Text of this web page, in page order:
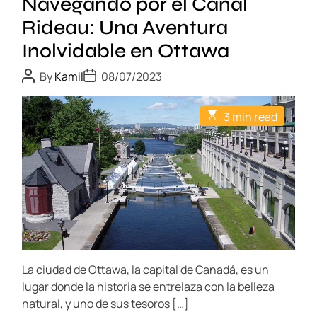
:
A
t
i
v
d
a
d
e
s
I
n
v
d
f
r
u
t
a
M
á
x
i
m
o
p
o
r
Rideau: Una Aventura
Inolvidable en Ottawa
P
o
s
t
A
u
t
h
r
ByKamilP
o
s
t
D
a
t
e
08/07/2023
E
s
t
i
m
a
t
e
d
r
e
a
d
i
m
e
3 min read
La ciudad de Ottawa, la capital de Canadá, es un
lugar donde la historia se entrelaza con la belleza
natural, y uno de sus tesoros […]